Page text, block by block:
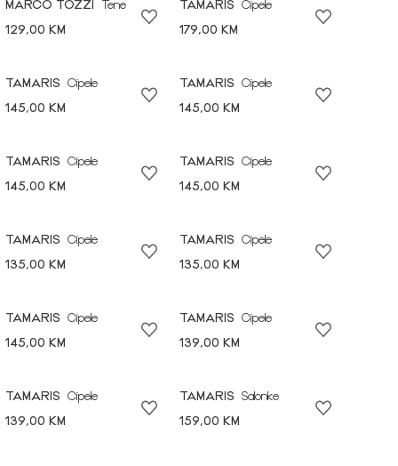
MARCO TOZZI
Tene
129,00 KM
TAMARIS
Cipele
179,00 KM
TAMARIS
Cipele
145,00 KM
TAMARIS
Cipele
145,00 KM
TAMARIS
Cipele
145,00 KM
TAMARIS
Cipele
145,00 KM
TAMARIS
Cipele
135,00 KM
TAMARIS
Cipele
135,00 KM
TAMARIS
Cipele
145,00 KM
TAMARIS
Cipele
139,00 KM
TAMARIS
Cipele
139,00 KM
TAMARIS
Salonke
159,00 KM